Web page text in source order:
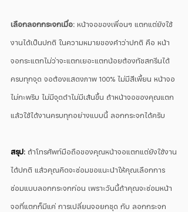
เลือกลอกกระจกเมื่อ: หน้าจอของเพื่อนๆ แตกแต่ยังใช้
งานได้เป็นปกติ ในความหมายของคำว่าปกติ คือ หน้า
จอกระแตกไม่ว่าจะแตกเยอะแตกน้อยต้องทัชสกรีนได้
ครบทุกจุด จอต้องแสดงภาพ 100% ไม่มีสีเพี้ยน หน้าจอ
ไม่กะพริบ ไม่มีจุดดำไม่มีเส้นขึ้น ถ้าหน้าจอของคุณแตก
แล้วใช้ได้งานครบทุกอย่างแบบนี้ ลอกกระจกได้ครับ
สรุป: ถ้าโทรศัพท์มือถือของคุณหน้าจอแตกแต่ยังใช้งาน
ได้ปกติ แล้วคุณคิดจะซ่อมขอแนะนำให้คุณเลือกการ
ซ่อมแบบลอกกระจกก่อน เพราะวันนี้ถ้าคุณจะซ่อมหน้า
จอที่แตกก็มีแค่ การเปลี่ยนจอยกชุด กับ ลอกกระจก